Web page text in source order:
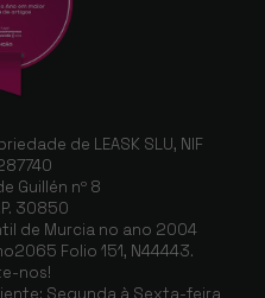
de LEASK SLU, NIF
Guillén nº 8
30850
de Murcia no ano 2004
Folio 151, N44443.
nos!
Segunda à Sexta-feira